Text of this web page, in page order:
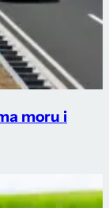
moru i